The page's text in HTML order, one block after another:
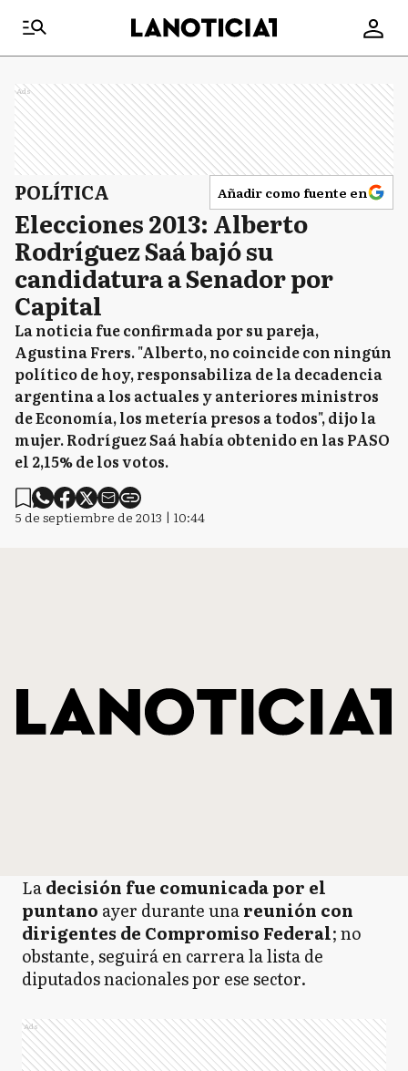
Ads
POLÍTICA Añadir como fuente en
Elecciones 2013: Alberto
Rodríguez Saá bajó su
candidatura a Senador por
Capital
La noticia fue confirmada por su pareja,
Agustina Frers. "Alberto, no coincide con ningún
político de hoy, responsabiliza de la decadencia
argentina a los actuales y anteriores ministros
de Economía, los metería presos a todos", dijo la
mujer. Rodríguez Saá había obtenido en las PASO
el 2,15% de los votos.
5 de septiembre de 2013 | 10:44
Ladecisión fue comunicada por el
puntano ayer durante unareunión con
dirigentes de Compromiso Federal; no
obstante, seguirá en carrera la lista de
diputados nacionales por ese sector.
Ads